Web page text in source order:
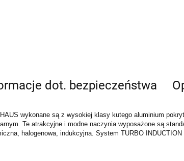
dot. bezpieczeństwa
wykonane są z wysokiej klasy kutego aluminium
Te atrakcyjne i modne naczynia wyposażone są
halogenowa, indukcyjna. System TURBO